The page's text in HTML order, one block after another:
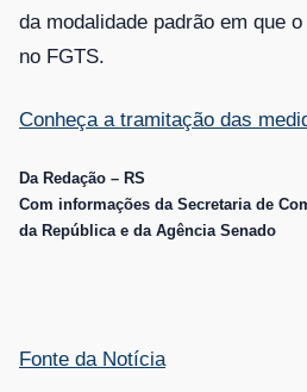
da modalidade padrão em que
no FGTS.
Conheça a tramitação das
Da Redação – RS
Com informações da Secretaria de
da República e da Agência Senado
Fonte da Notícia